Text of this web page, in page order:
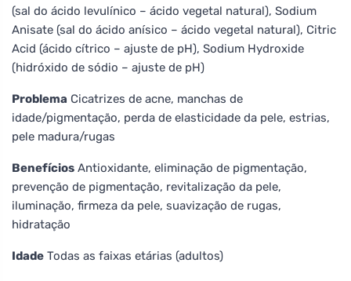
(sal do ácido levulínico – ácido vegetal natural), Sodium
Anisate (sal do ácido anísico – ácido vegetal natural), Citric
Acid (ácido cítrico – ajuste de pH), Sodium Hydroxide
(hidróxido de sódio – ajuste de pH)
Problema Cicatrizes de acne, manchas de
idade/pigmentação, perda de elasticidade da pele, estrias,
pele madura/rugas
Benefícios Antioxidante, eliminação de pigmentação,
prevenção de pigmentação, revitalização da pele,
iluminação, firmeza da pele, suavização de rugas,
hidratação
Idade Todas as faixas etárias (adultos)